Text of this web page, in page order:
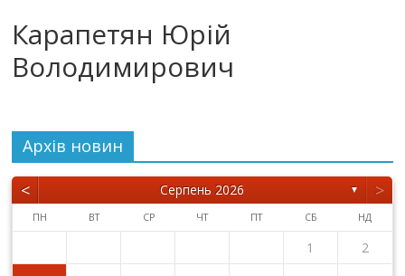
Карапетян Юрій
Володимирович
Архiв новин
< Серпень 2026 ▼ >
ПН ВТ СР ЧТ ПТ СБ НД
1
2